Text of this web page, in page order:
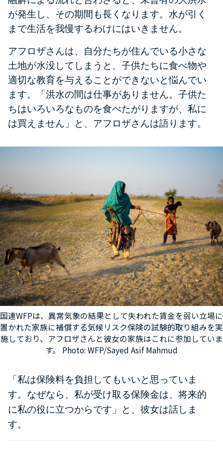
が発生し、その期間も長くなります。 水が引く
まで生活を我慢するわけにはいきません。
アフロザさんは、自分たちが住んでいる小さな
土地が水没してしまうと、子供たちに食べ物や
適切な教育を与えることができないと悩んでい
ます。
「洪水の間は仕事がありません。子供た
ちはいろいろなものを食べたがりますが、私に
は買えません」と、アフロザさんは語ります。
国連WFPは、異常気象の結果として失われた賃金を弱い立場に
置かれた家族に補償する気候リスク保険の試験的取り組みを実
施しており、アフロザさんと彼女の家族はこれに参加していま
す。 Photo: WFP/Sayed Asif Mahmud
「私は保険料を負担してもいいと思っていま
す。なぜなら、私が受け取る保険金は、将来的
に私の役に立つからです」と、彼女は話しま
す。